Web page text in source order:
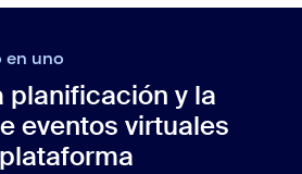
en uno
planificación y la
eventos virtuales